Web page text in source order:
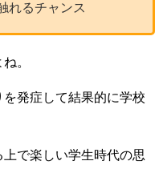
れるチャンス
。
発症して結果的に学校
で楽しい学生時代の思